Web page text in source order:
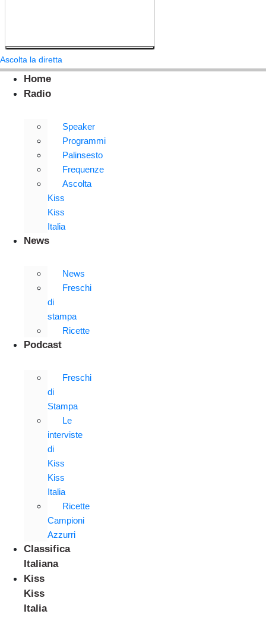
Ascolta la diretta
Home
Radio
Speaker
Programmi
Palinsesto
Frequenze
Ascolta
Kiss
Kiss
Italia
News
News
Freschi
di
stampa
Ricette
Podcast
Freschi
di
Stampa
Le
interviste
di
Kiss
Kiss
Italia
Ricette
Campioni
Azzurri
Classifica
Italiana
Kiss
Kiss
Italia